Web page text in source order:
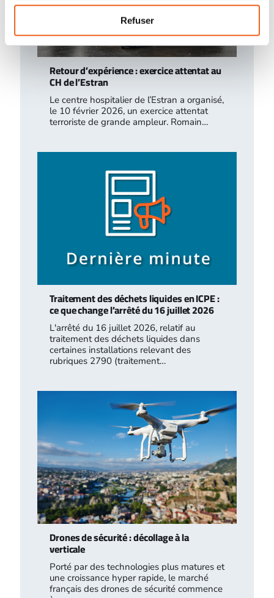
Refuser
Retour d’expérience : exercice attentat au
CH de l’Estran
Le centre hospitalier de l’Estran a organisé,
le 10 février 2026, un exercice attentat
terroriste de grande ampleur. Romain…
Traitement des déchets liquides en ICPE :
ce que change l’arrêté du 16 juillet 2026
L'arrêté du 16 juillet 2026, relatif au
traitement des déchets liquides dans
certaines installations relevant des
rubriques 2790 (traitement…
Drones de sécurité : décollage à la
verticale
Porté par des technologies plus matures et
une croissance hyper rapide, le marché
français des drones de sécurité commence